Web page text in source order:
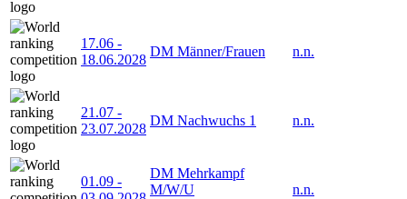
17.06 -
18.06.2028
DM Männer/Frauen n.n.
21.07 -
23.07.2028
DM Nachwuchs 1 n.n.
01.09 -
DM Mehrkampf
M/W/U
n.n.